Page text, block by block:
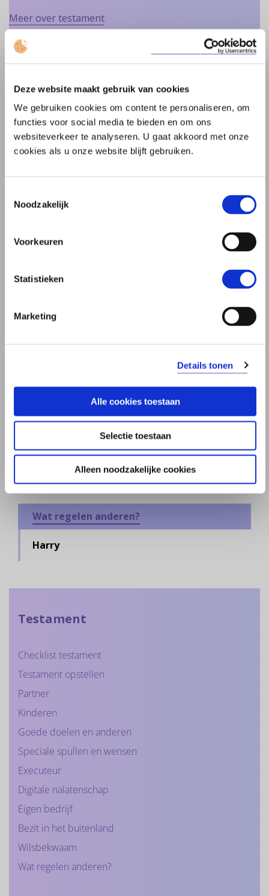
Deze website maakt gebruik van cookies
We gebruiken cookies om content te personaliseren, om
functies voor social media te bieden en om ons
websiteverkeer te analyseren. U gaat akkoord met onze
cookies als u onze website blijft gebruiken.
Noodzakelijk
Voorkeuren
Statistieken
Marketing
Details tonen
Alle cookies toestaan
Selectie toestaan
Alleen noodzakelijke cookies
Meer over testament
Vond u deze informatie nuttig?
Jadeze
informatie
is
nuttig
Needeze
informatie
is
niet
Testament opstellen
Goede doelen en anderen
Digitale nalatenschap
Eigen bedrijf
Bezit in het buitenland
Wat regelen anderen?
Harry
Testament
Checklist testament
Testament opstellen
Partner
Kinderen
Goede doelen en anderen
Speciale spullen en wensen
Executeur
Digitale nalatenschap
Eigen bedrijf
Bezit in het buitenland
Wilsbekwaam
Wat regelen anderen?